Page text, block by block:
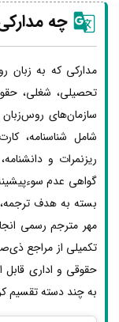
چه
مدارکی که به زبان
تحصیلی، شغلی،
سازمان‌های روس‌زبان
شامل شناسنامه،
ریزنمرات و
گواهی عدم
بسته به هدف
مهر مترجم رسمی
تکمیلی از مراجع
حقوقی و اداری قابل
به چند دسته تقسیم